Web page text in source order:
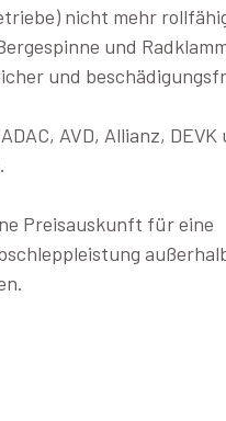
nicht mehr
und
und
AVD, Allianz, DEVK
Preisauskunft für eine